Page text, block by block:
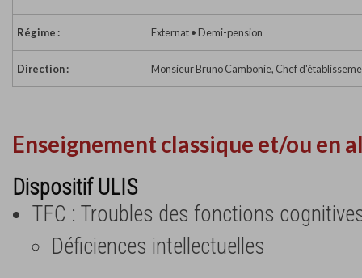
Régime : Externat • Demi-pension
Direction : Monsieur Bruno Cambonie, Chef
Enseignement classique et/ou en
Dispositif ULIS
TFC : Troubles des fonctions
Déficiences intellectuelles